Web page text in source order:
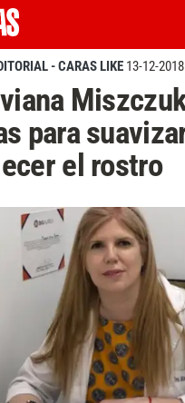
- CARAS LIKE 13-12-
para
el rostro